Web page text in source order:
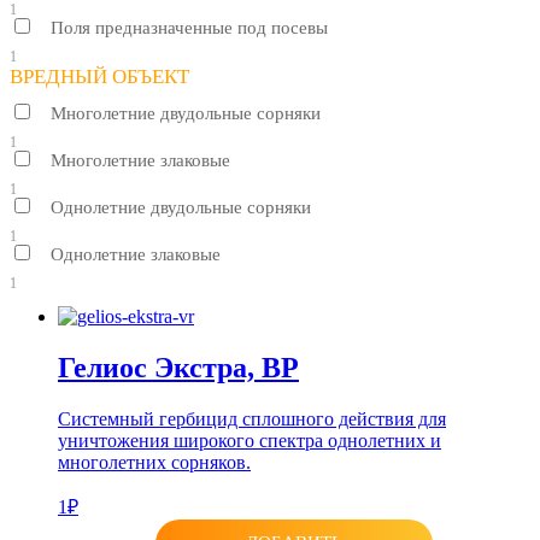
1
Поля предназначенные под посевы
1
ВРЕДНЫЙ ОБЪЕКТ
Многолетние двудольные сорняки
1
Многолетние злаковые
1
Однолетние двудольные сорняки
1
Однолетние злаковые
1
Гелиос Экстра, ВР
Системный гербицид сплошного действия для
уничтожения широкого спектра однолетних и
многолетних сорняков.
1₽